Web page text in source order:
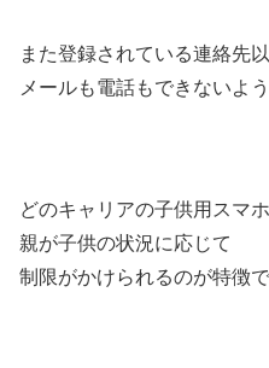
また登録されている連絡先
メールも電話もできないよ
どのキャリアの子供用スマ
親が子供の状況に応じて
制限がかけられるのが特徴で